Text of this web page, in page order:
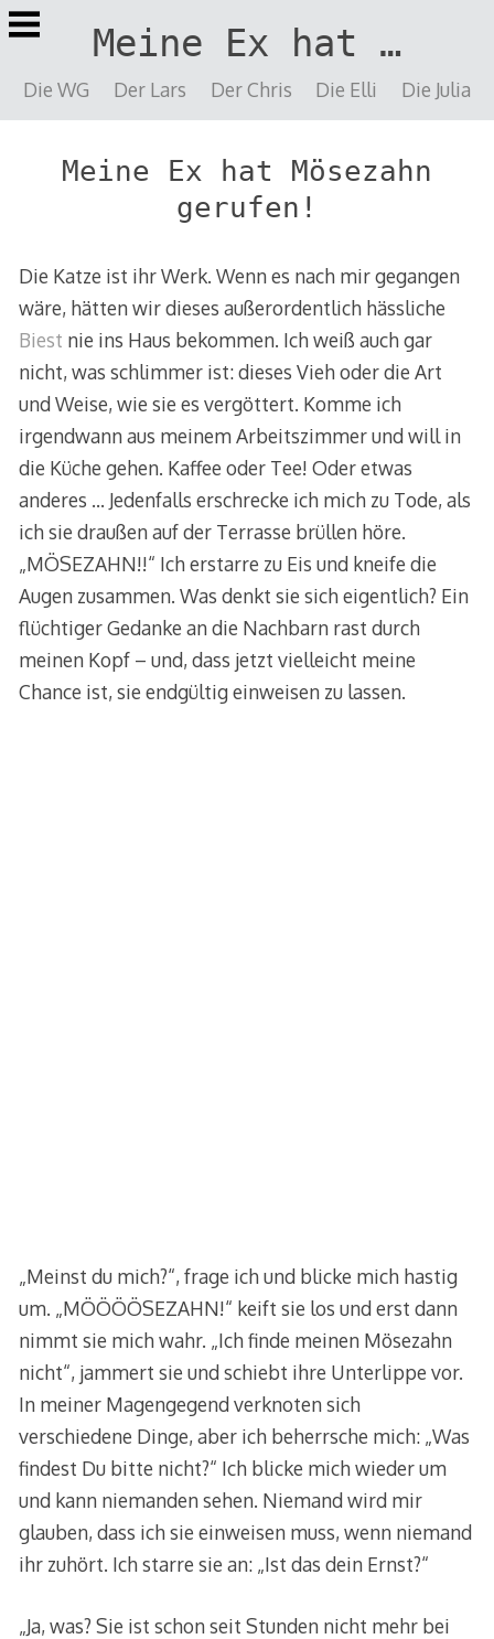
Springe
zu
Meine Ex hat …
Die WG Der Lars Der Chris Die Elli Die Julia
Meine Ex hat Mösezahn
gerufen!
Die Katze ist ihr Werk. Wenn es nach mir gegangen
wäre, hätten wir dieses außerordentlich hässliche
Biest nie ins Haus bekommen. Ich weiß auch gar
nicht, was schlimmer ist: dieses Vieh oder die Art
und Weise, wie sie es vergöttert. Komme ich
irgendwann aus meinem Arbeitszimmer und will in
die Küche gehen. Kaffee oder Tee! Oder etwas
anderes … Jedenfalls erschrecke ich mich zu Tode, als
ich sie draußen auf der Terrasse brüllen höre.
„MÖSEZAHN!!“ Ich erstarre zu Eis und kneife die
Augen zusammen. Was denkt sie sich eigentlich? Ein
flüchtiger Gedanke an die Nachbarn rast durch
meinen Kopf – und, dass jetzt vielleicht meine
Chance ist, sie endgültig einweisen zu lassen.
„Meinst du mich?“, frage ich und blicke mich hastig
um. „MÖÖÖÖSEZAHN!“ keift sie los und erst dann
nimmt sie mich wahr. „Ich finde meinen Mösezahn
nicht“, jammert sie und schiebt ihre Unterlippe vor.
In meiner Magengegend verknoten sich
verschiedene Dinge, aber ich beherrsche mich: „Was
findest Du bitte nicht?“ Ich blicke mich wieder um
und kann niemanden sehen. Niemand wird mir
glauben, dass ich sie einweisen muss, wenn niemand
ihr zuhört. Ich starre sie an: „Ist das dein Ernst?“
„Ja, was? Sie ist schon seit Stunden nicht mehr bei